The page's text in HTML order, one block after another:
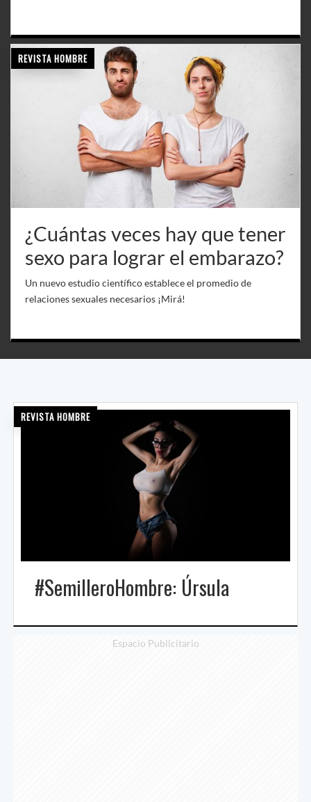
REVISTA HOMBRE
¿Cuántas veces hay que tener
sexo para lograr el embarazo?
Un nuevo estudio científico establece el promedio de
relaciones sexuales necesarios ¡Mirá!
REVISTA HOMBRE
#SemilleroHombre: Úrsula
Espacio Publicitario